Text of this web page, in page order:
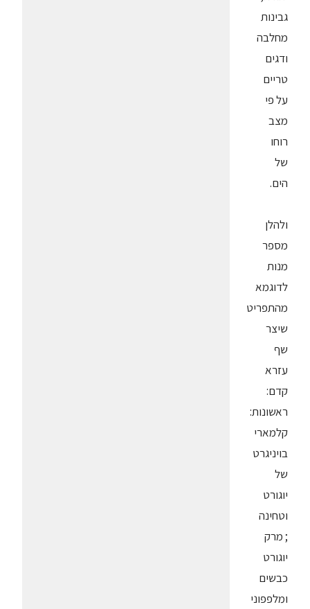
גבינות
מחלבה
ודגים
טריים
על פי
מצב
רוחו
של
הים.
ולהלן
מספר
מנות
לדוגמא
מהתפריט
שיצר
שף
עזרא
קדם:
ראשונות:
קלמארי
בויניגרט
של
יוגורט
וטחינה
; מרק
יוגורט
כבשים
ומלפפוני